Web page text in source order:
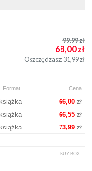
99,99zł
68,00zł
Oszczędzasz: 31,99zł
Format Cena
książka 66,00zł
książka 66,55zł
książka 73,99zł
BUY.BOX